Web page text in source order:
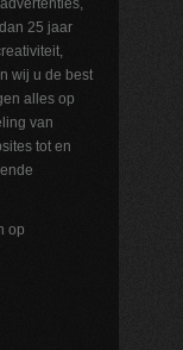
25 jaar
wij u de best
alles op
van
tot en
op